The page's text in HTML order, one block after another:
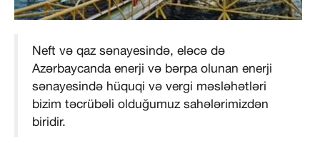
Neft və qaz sənayesində, eləcə də
Azərbaycanda enerji və bərpa olunan enerji
sənayesində hüquqi və vergi məsləhətləri
bizim təcrübəli olduğumuz sahələrimizdən
biridir.